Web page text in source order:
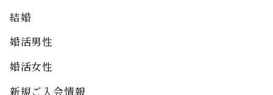
結婚
婚活男性
婚活女性
新規ご入会情報